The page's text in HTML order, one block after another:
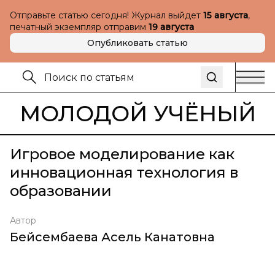
Отправьте статью сегодня! Журнал выйдет 15 августа,
печатный экземпляр отправим 19 августа
Опубликовать статью
МОЛОДОЙ УЧЁНЫЙ
Игровое моделирование как
инновационная технология в
образовании
Автор
Бейсембаева Асель Канатовна